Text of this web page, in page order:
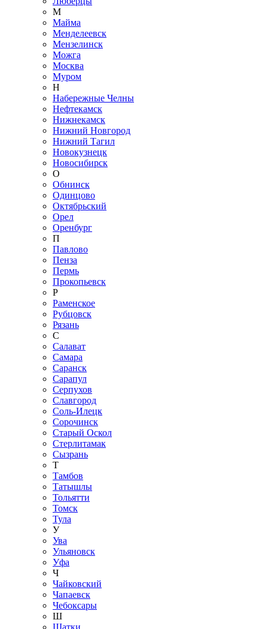
М
Майма
Менделеевск
Мензелинск
Можга
Москва
Муром
Н
Набережные Челны
Нефтекамск
Нижнекамск
Нижний Новгород
Нижний Тагил
Новокузнецк
Новосибирск
О
Обнинск
Одинцово
Октябрьский
Орел
Оренбург
П
Павлово
Пенза
Пермь
Прокопьевск
Р
Раменское
Рубцовск
Рязань
С
Салават
Самара
Саранск
Сарапул
Серпухов
Славгород
Соль-Илецк
Сорочинск
Старый Оскол
Стерлитамак
Сызрань
Т
Тамбов
Татышлы
Тольятти
Томск
Тула
У
Ува
Ульяновск
Уфа
Ч
Чайковский
Чапаевск
Чебоксары
Ш
Шатки